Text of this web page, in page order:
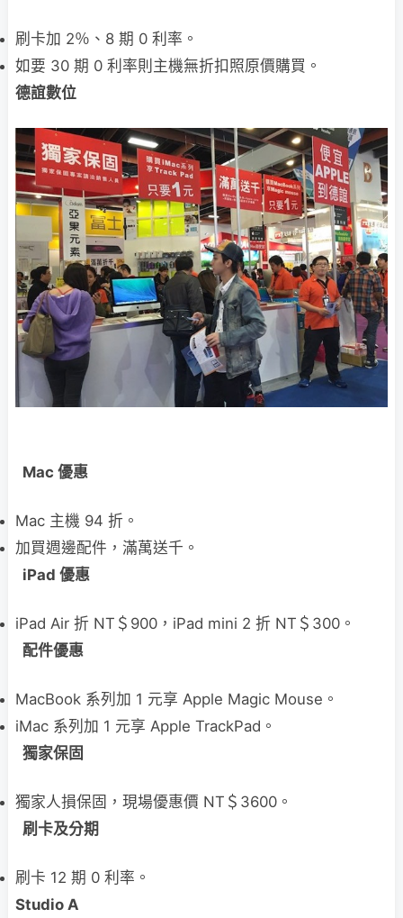
刷卡加 2％、8 期 0 利率。
如要 30 期 0 利率則主機無折扣照原價購買。
德誼數位
Mac 優惠
Mac 主機 94 折。
加買週邊配件，滿萬送千。
iPad 優惠
iPad Air 折 NT＄900，iPad mini 2 折 NT＄300。
配件優惠
MacBook 系列加 1 元享 Apple Magic Mouse。
iMac 系列加 1 元享 Apple TrackPad。
獨家保固
獨家人損保固，現場優惠價 NT＄3600。
刷卡及分期
刷卡 12 期 0 利率。
Studio A